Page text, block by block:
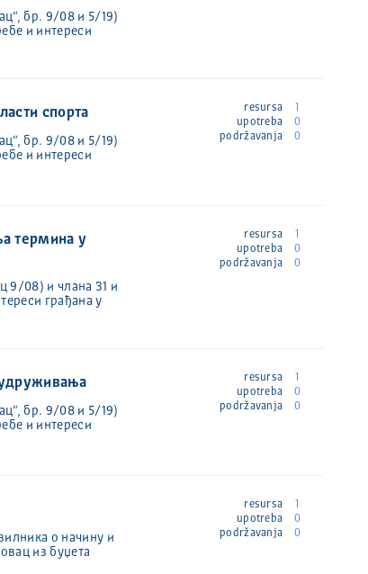
бр. 9/08 и 5/19)
и интереси
спорта
бр. 9/08 и 5/19)
и интереси
resursa
1
upotreba
0
podržavanja
0
термина у
9/08) и члана 31 и
грађана у
resursa
1
upotreba
0
podržavanja
0
бр. 9/08 и 5/19)
и интереси
resursa
1
upotreba
0
podržavanja
0
о начину и
из буџета
resursa
1
upotreba
0
podržavanja
0